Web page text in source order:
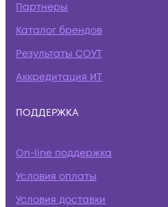
Партнеры
Каталог брендов
Результаты СОУТ
Аккредитация ИТ
ПОДДЕРЖКА
On-line поддержка
Условия оплаты
Условия доставки